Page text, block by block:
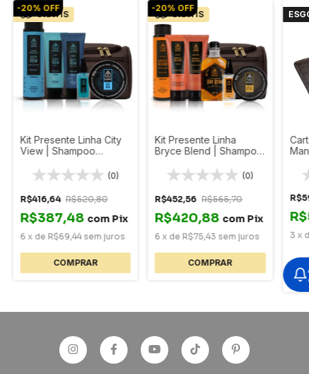
GRÁTIS
Kit Presente Linha City
View | Shampoo
esfoliante + balm + oleo
+ necessaire
(0)
-20% OFF
R$416,64 R$520,80
R$387,48 com Pix
6 x de R$69,44 sem juros
GRÁTIS
Kit Presente Linha
Bryce Blend | Shampoo
esfoliante + balm + oleo
+ bay rum + necessaire
(0)
-20% OFF
R$452,56 R$565,70
R$420,88 com Pix
6 x de R$75,43 sem juros 3 x